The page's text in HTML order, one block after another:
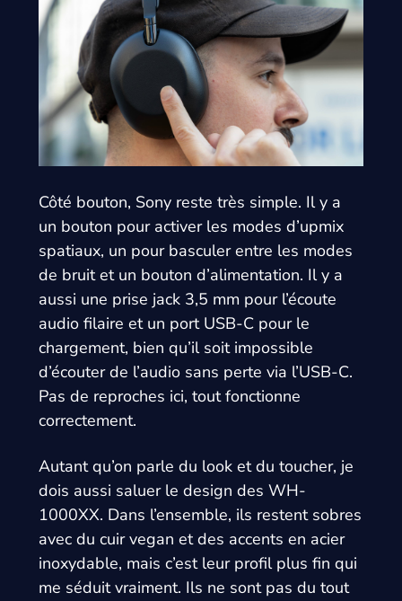
Côté bouton, Sony reste très simple. Il y a
un bouton pour activer les modes d’upmix
spatiaux, un pour basculer entre les modes
de bruit et un bouton d’alimentation. Il y a
aussi une prise jack 3,5 mm pour l’écoute
audio filaire et un port USB-C pour le
chargement, bien qu’il soit impossible
d’écouter de l’audio sans perte via l’USB-C.
Pas de reproches ici, tout fonctionne
correctement.
Autant qu’on parle du look et du toucher, je
dois aussi saluer le design des WH-
1000XX. Dans l’ensemble, ils restent sobres
avec du cuir vegan et des accents en acier
inoxydable, mais c’est leur profil plus fin qui
me séduit vraiment. Ils ne sont pas du tout